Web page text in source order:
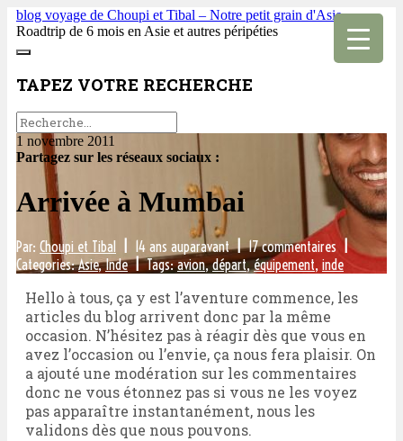
blog voyage de Choupi et Tibal – Notre petit grain d'Asie
Roadtrip de 6 mois en Asie et autres péripéties
TAPEZ VOTRE RECHERCHE
1 novembre 2011
Partagez sur les réseaux sociaux :
Arrivée à Mumbai
Par: Choupi et Tibal 14 ans auparavant|17 commentaires |
Categories:Asie,Inde |Tags:avion,départ,équipement, inde
Hello à tous, ça y est l’aventure commence, les
articles du blog arrivent donc par la même
occasion. N’hésitez pas à réagir dès que vous en
avez l’occasion ou l’envie, ça nous fera plaisir. On
a ajouté une modération sur les commentaires
donc ne vous étonnez pas si vous ne les voyez
pas apparaître instantanément, nous les
validons dès que nous pouvons.